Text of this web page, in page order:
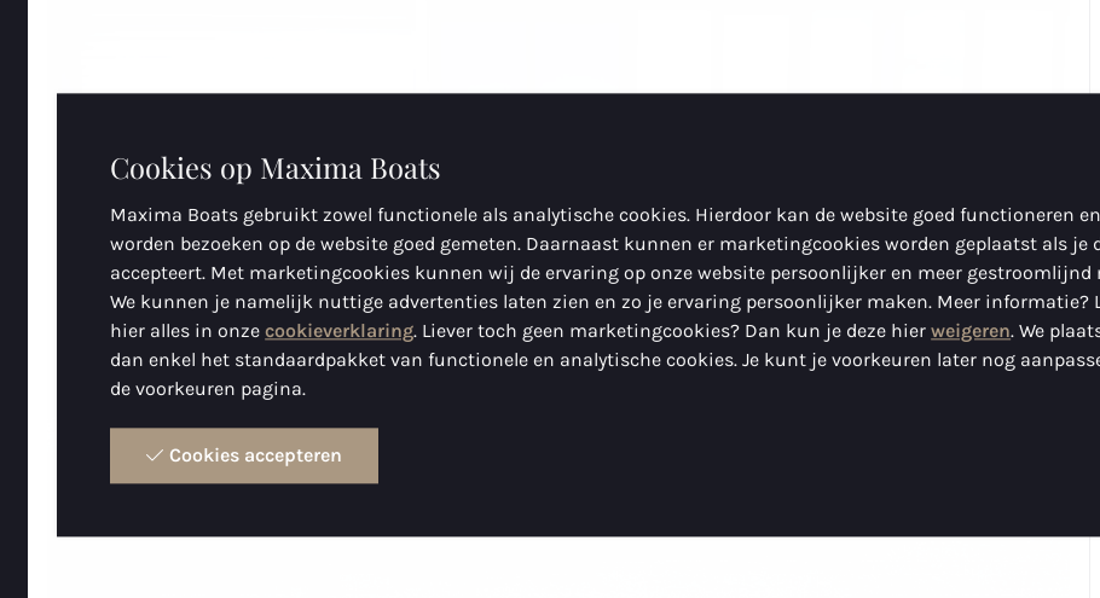
Cookies op Maxima Boats
Maxima Boats gebruikt zowel functionele als analytische cookies. Hierdoor kan de website goed functioneren en
worden bezoeken op de website goed gemeten. Daarnaast kunnen er marketingcookies worden geplaatst als je
accepteert. Met marketingcookies kunnen wij de ervaring op onze website persoonlijker en meer gestroomlijnd
We kunnen je namelijk nuttige advertenties laten zien en zo je ervaring persoonlijker maken. Meer informatie?
hier alles in onzecookieverklaring. Liever toch geen marketingcookies? Dan kun je deze hierweigeren. We
dan enkel het standaardpakket van functionele en analytische cookies. Je kunt je voorkeuren later nog
de voorkeuren pagina.
Cookies accepteren